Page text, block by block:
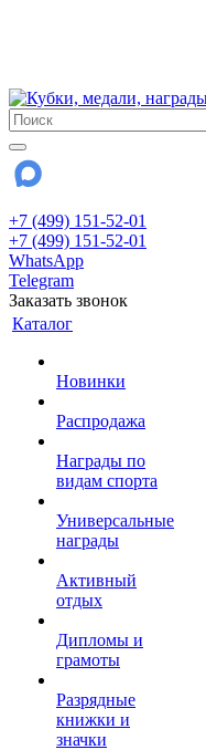
+7 (499) 151-52-01
+7 (499) 151-52-01
WhatsApp
Telegram
Заказать звонок
Каталог
Новинки
Распродажа
Награды по
видам спорта
Универсальные
награды
Активный
отдых
Дипломы и
грамоты
Разрядные
книжки и
значки